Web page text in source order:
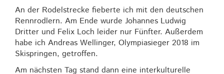
An der Rodelstrecke fieberte ich mit den deutschen
Rennrodlern. Am Ende wurde Johannes Ludwig
Dritter und Felix Loch leider nur Fünfter. Außerdem
habe ich Andreas Wellinger, Olympiasieger 2018 im
Skispringen, getroffen.
Am nächsten Tag stand dann eine interkulturelle